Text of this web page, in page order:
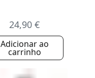
24,90 €
Adicionar ao
carrinho